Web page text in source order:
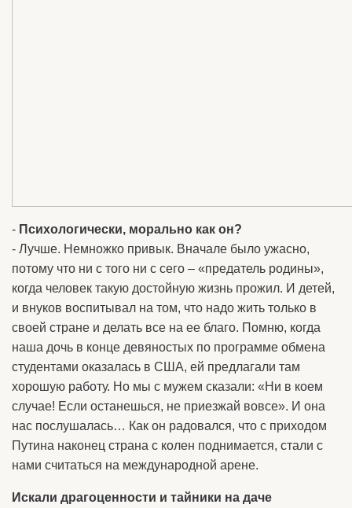
- Психологически, морально как он?
- Лучше. Немножко привык. Вначале было ужасно,
потому что ни с того ни с сего – «предатель родины»,
когда человек такую достойную жизнь прожил. И детей,
и внуков воспитывал на том, что надо жить только в
своей стране и делать все на ее благо. Помню, когда
наша дочь в конце девяностых по программе обмена
студентами оказалась в США, ей предлагали там
хорошую работу. Но мы с мужем сказали: «Ни в коем
случае! Если останешься, не приезжай вовсе». И она
нас послушалась… Как он радовался, что с приходом
Путина наконец страна с колен поднимается, стали с
нами считаться на международной арене.
Искали драгоценности и тайники на даче